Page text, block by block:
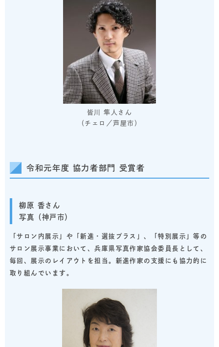
皆川 隼人さん
（チェロ／芦屋市）
令和元年度 協力者部門 受賞者
柳原 香さん
写真（神戸市）
「サロン内展示」や「新進・選抜プラス」、「特別展示」等の
サロン展示事業において、兵庫県写真作家協会委員長として、
毎回、展示のレイアウトを担当。新進作家の支援にも協力的に
取り組んでいます。